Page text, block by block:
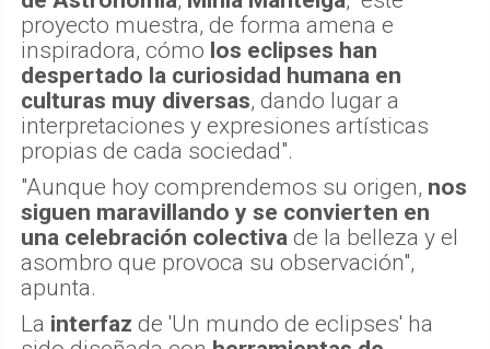
Para la presidenta de laSociedad Española
de Astronomía,Minia Manteiga, "este
proyecto muestra, de forma amena e
inspiradora, cómolos eclipses han
despertado la curiosidad humana en
culturas muy diversas, dando lugar a
interpretaciones y expresiones artísticas
propias de cada sociedad".
"Aunque hoy comprendemos su origen,nos
siguen maravillando y se convierten en
una celebración colectivade la belleza y el
asombro que provoca su observación",
apunta.